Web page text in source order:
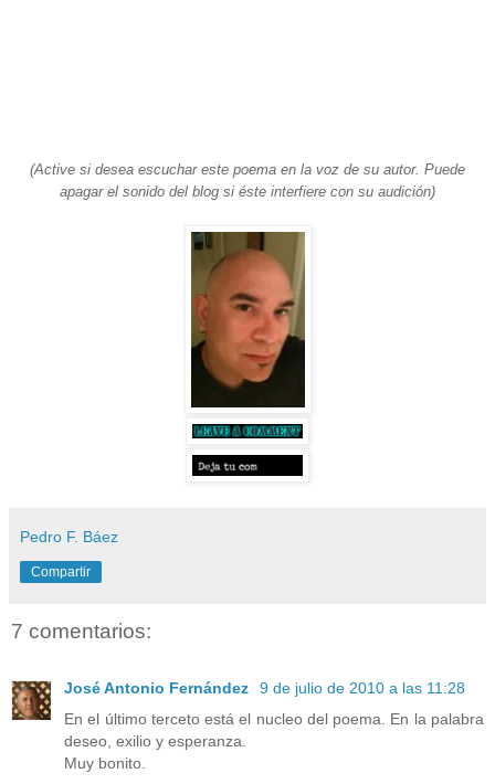
(Active si desea escuchar este poema en la voz de su autor. Puede
apagar el sonido del blog si éste interfiere con su audición)
Pedro F. Báez
Compartir
7 comentarios:
José Antonio Fernández
9 de julio de 2010 a las 11:28
En el último terceto está el nucleo del poema. En la palabra
deseo, exilio y esperanza.
Muy bonito.